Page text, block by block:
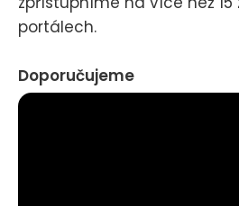
portálech.
Doporučujeme